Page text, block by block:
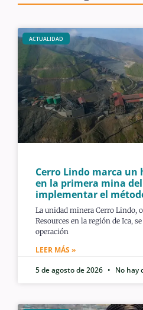
ACTUALIDAD
Cerro Lindo marca
en la primera mina
implementar el
La unidad minera Cerro Lindo,
Resources en la región de Ica,
operación
LEER MÁS »
5 de agosto de 2026
No hay